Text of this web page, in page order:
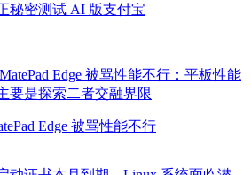
秘密测试 AI 版支付宝
Edge 被骂性能不行